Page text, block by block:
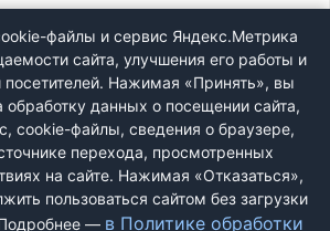
через соцсети:
файлы и сервис Яндекс.Метрика
сайта, улучшения его работы и
посетителей. Нажимая «Принять», вы
обработку данных о посещении сайта,
cookie-файлы, сведения о браузере,
перехода, просмотренных
на сайте. Нажимая «Отказаться»,
пользоваться сайтом без загрузки
— в Политике обработки